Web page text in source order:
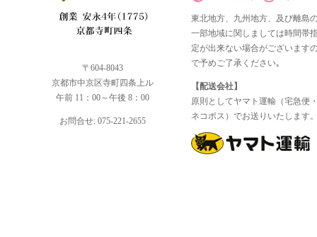
〒604-8043
京都市中京区寺町四条上ル
午前 11：00～午後 8：00
お問合せ: 075-221-2655
東北地方、九州地方、及び離島
一部地域に関しましては時間帯
定が出来ない場合がございます
で予めご了承ください｡
【配送会社】
原則としてヤマト運輸（宅急便
ネコポス）でお送りいたします